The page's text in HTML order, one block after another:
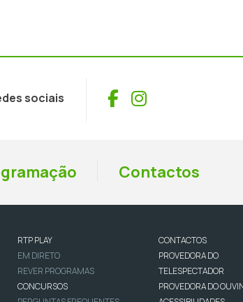
sociais Facebook
Instagram
Contactos
RTP PLAY
EM DIRETO
REVER PROGRAMAS
CONCURSOS
CONTACTOS
PROVEDORA DO
TELESPECTADOR
PROVEDORA DO